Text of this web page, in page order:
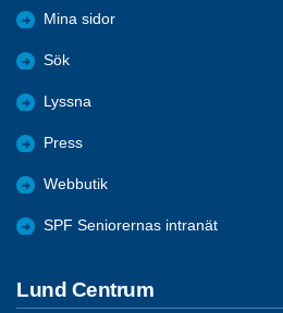
Mina sidor
Sök
Lyssna
Press
Webbutik
SPF Seniorernas intranät
Lund Centrum